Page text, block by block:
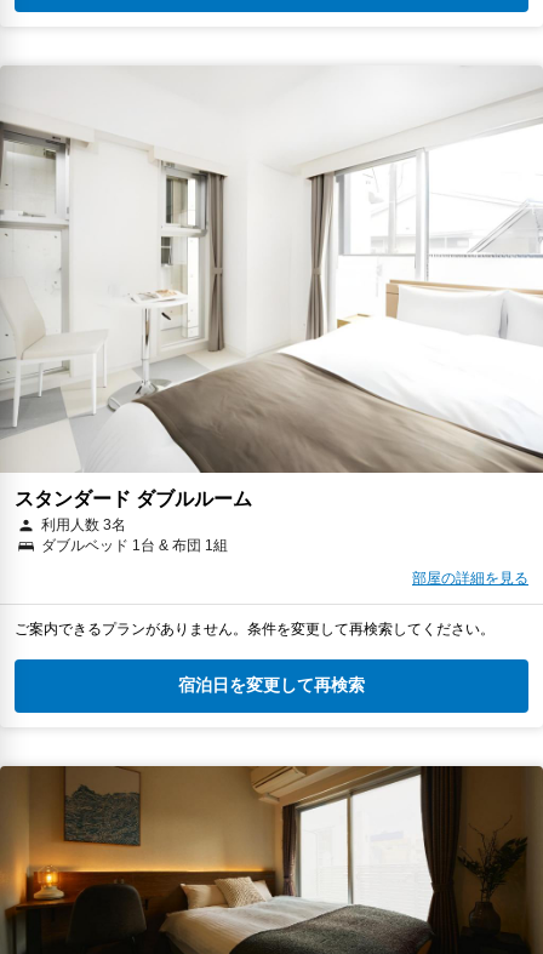
スタンダード ダブルルーム
利用人数 3名
ダブルベッド 1台 & 布団 1組
部屋の詳細を見る
ご案内できるプランがありません。条件を変更して再検索してください。
宿泊日を変更して再検索